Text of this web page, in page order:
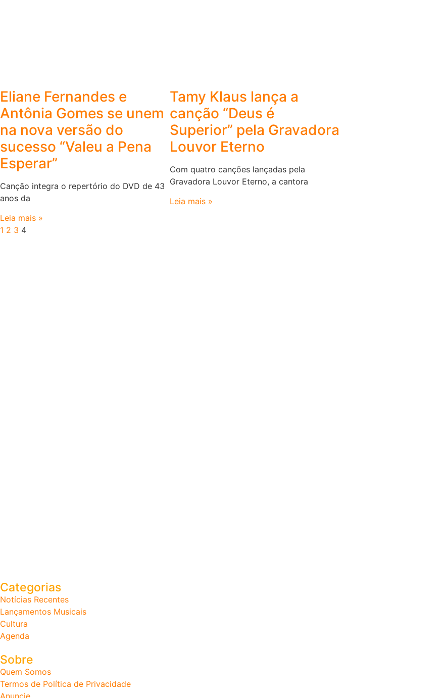
Eliane Fernandes e
Antônia Gomes se unem
na nova versão do
sucesso “Valeu a Pena
Esperar”
Canção integra o repertório do DVD de 43
anos da
Leia mais »
Tamy Klaus lança a
canção “Deus é
Superior” pela Gravadora
Louvor Eterno
Com quatro canções lançadas pela
Gravadora Louvor Eterno, a cantora
Leia mais »
1 2 3 4
Categorias
Notícias Recentes
Lançamentos Musicais
Cultura
Agenda
Sobre
Quem Somos
Termos de Política de Privacidade
Anuncie